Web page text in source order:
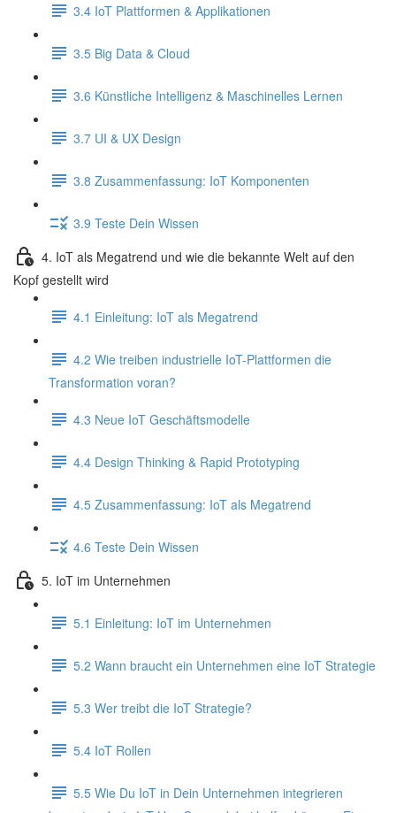
3.4 IoT Plattformen & Applikationen
3.5 Big Data & Cloud
3.6 Künstliche Intelligenz & Maschinelles Lernen
3.7 UI & UX Design
3.8 Zusammenfassung: IoT Komponenten
3.9 Teste Dein Wissen
4. IoT als Megatrend und wie die bekannte Welt auf den
Kopf gestellt wird
4.1 Einleitung: IoT als Megatrend
4.2 Wie treiben industrielle IoT-Plattformen die
Transformation voran?
4.3 Neue IoT Geschäftsmodelle
4.4 Design Thinking & Rapid Prototyping
4.5 Zusammenfassung: IoT als Megatrend
4.6 Teste Dein Wissen
5. IoT im Unternehmen
5.1 Einleitung: IoT im Unternehmen
5.2 Wann braucht ein Unternehmen eine IoT Strategie
5.3 Wer treibt die IoT Strategie?
5.4 IoT Rollen
5.5 Wie Du IoT in Dein Unternehmen integrieren